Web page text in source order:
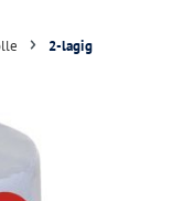
2-lagig